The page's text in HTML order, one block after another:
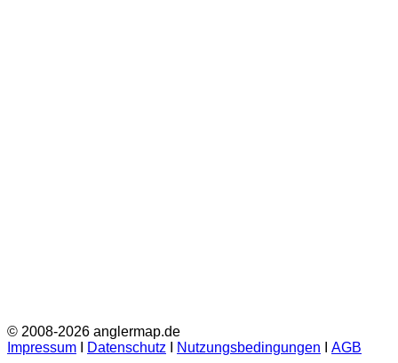
© 2008-2026 anglermap.de
Impressum
Datenschutz Nutzungsbedingungen AGB